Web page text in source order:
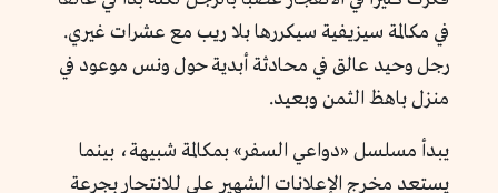
في مكالمة سيزيفية سيكررها بلا ريب مع عشرات غيري.
رجل وحيد عالق في محادثة أبدية حول ونس موعود في
منزل باهظ الثمن وبعيد.
يبدأ مسلسل «دواعي السفر» بمكالمة شبيهة، بينما
يستعد مخرج الإعلانات الشهير علي للانتحار بجرعة